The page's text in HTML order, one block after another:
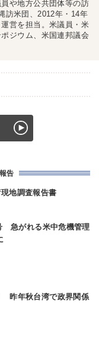
や地方公共団体等の訪
訪米団、2012年・14年
営を担当。米議員・米
ジウム、米国連邦議会
告
地調査報告書
急がれる米中危機管理
昨年秋台湾で政界関係